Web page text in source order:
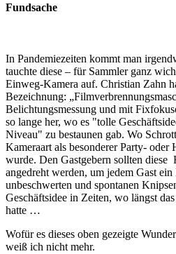
Fundsache
In Pandemiezeiten kommt man
tauchte diese – für Sammler ganz
Einweg-Kamera auf. Christian Zahn
Bezeichnung:
Belichtungsmessung und mit
so lange her, wo es "tolle
Niveau" zu bestaunen gab. Wo
Kameraart als besonderer Party- oder
wurde. Den Gastgebern sollten diese
angedreht werden, um jedem Gast
unbeschwerten und spontanen
Geschäftsidee in Zeiten, wo längst
hatte …
Wofür es dieses oben gezeigte
weiß ich nicht mehr.